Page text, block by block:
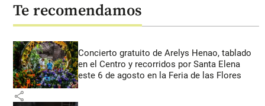
Te recomendamos
Concierto gratuito de Arelys Henao, tablado
en el Centro y recorridos por Santa Elena
este 6 de agosto en la Feria de las Flores
share